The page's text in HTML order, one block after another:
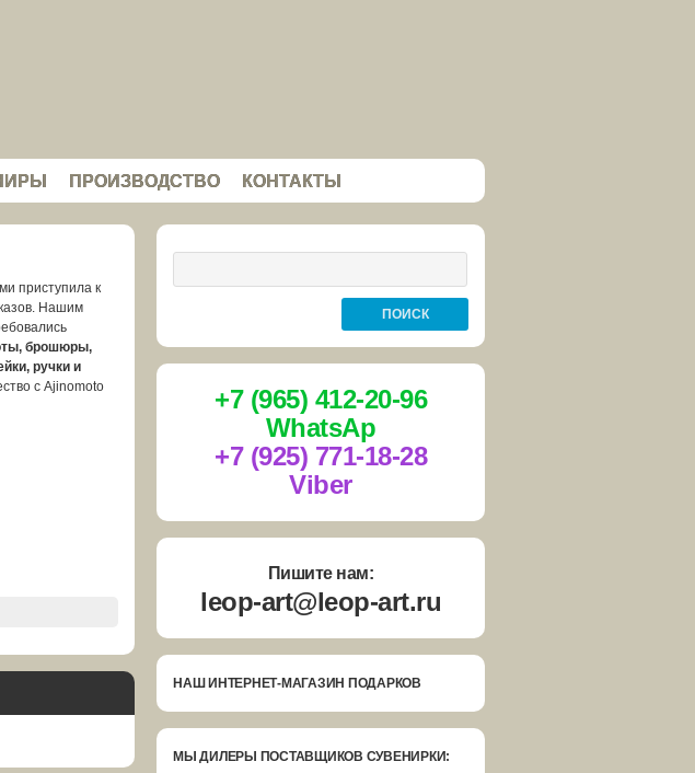
ПРОИЗВОДСТВО КОНТАКТЫ
приступила к
Нашим
брошюры,
ручки и
с Ajinomoto
+7 (965) 412-20-96
WhatsAp
+7 (925) 771-18-28
Viber
Пишите нам:
leop-art@leop-art.ru
НАШ ИНТЕРНЕТ-МАГАЗИН ПОДАРКОВ
МЫ ДИЛЕРЫ ПОСТАВЩИКОВ СУВЕНИРКИ: